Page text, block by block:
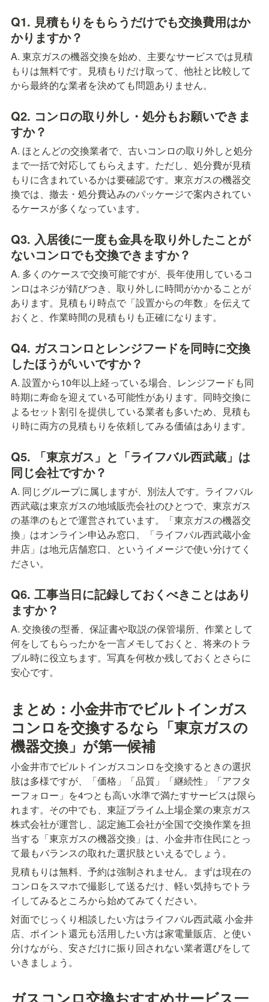
Q1. 見積もりをもらうだけでも交換費用はか
かりますか？
A. 東京ガスの機器交換を始め、主要なサービスでは見積
もりは無料です。見積もりだけ取って、他社と比較して
から最終的な業者を決めても問題ありません。
Q2. コンロの取り外し・処分もお願いできま
すか？
A. ほとんどの交換業者で、古いコンロの取り外しと処分
まで一括で対応してもらえます。ただし、処分費が見積
もりに含まれているかは要確認です。東京ガスの機器交
換では、撤去・処分費込みのパッケージで案内されてい
るケースが多くなっています。
Q3. 入居後に一度も金具を取り外したことが
ないコンロでも交換できますか？
A. 多くのケースで交換可能ですが、長年使用しているコ
ンロはネジが錆びつき、取り外しに時間がかかることが
あります。見積もり時点で「設置からの年数」を伝えて
おくと、作業時間の見積もりも正確になります。
Q4. ガスコンロとレンジフードを同時に交換
したほうがいいですか？
A. 設置から10年以上経っている場合、レンジフードも同
時期に寿命を迎えている可能性があります。同時交換に
よるセット割引を提供している業者も多いため、見積も
り時に両方の見積もりを依頼してみる価値はあります。
Q5. 「東京ガス」と「ライフバル西武蔵」は
同じ会社ですか？
A. 同じグループに属しますが、別法人です。ライフバル
西武蔵は東京ガスの地域販売会社のひとつで、東京ガス
の基準のもとで運営されています。「東京ガスの機器交
換」はオンライン申込み窓口、「ライフバル西武蔵小金
井店」は地元店舗窓口、というイメージで使い分けてく
ださい。
Q6. 工事当日に記録しておくべきことはあり
ますか？
A. 交換後の型番、保証書や取説の保管場所、作業として
何をしてもらったかを一言メモしておくと、将来のトラ
ブル時に役立ちます。写真を何枚か残しておくとさらに
安心です。
まとめ：小金井市でビルトインガス
コンロを交換するなら「東京ガスの
機器交換」が第一候補
小金井市でビルトインガスコンロを交換するときの選択
肢は多様ですが、「価格」「品質」「継続性」「アフタ
ーフォロー」を4つとも高い水準で満たすサービスは限ら
れます。その中でも、東証プライム上場企業の東京ガス
株式会社が運営し、認定施工会社が全国で交換作業を担
当する「東京ガスの機器交換」は、小金井市住民にとっ
て最もバランスの取れた選択肢といえるでしょう。
見積もりは無料、予約は強制されません。まずは現在の
コンロをスマホで撮影して送るだけ、軽い気持ちでトラ
イしてみるところから始めてみてください。
対面でじっくり相談したい方はライフバル西武蔵 小金井
店、ポイント還元も活用したい方は家電量販店、と使い
分けながら、安さだけに振り回されない業者選びをして
いきましょう。
ガスコンロ交換おすすめサービス一